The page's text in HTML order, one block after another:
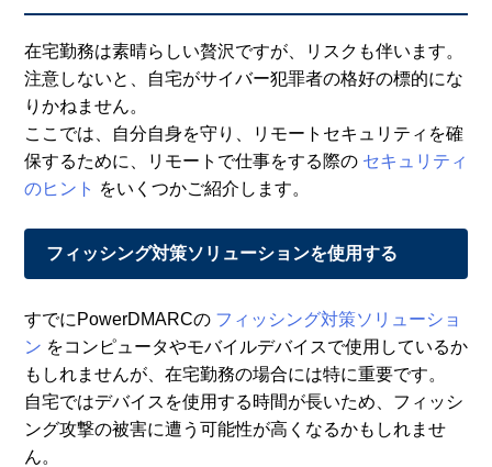
在宅勤務は素晴らしい贅沢ですが、リスクも伴います。
注意しないと、自宅がサイバー犯罪者の格好の標的にな
りかねません。
ここでは、自分自身を守り、リモートセキュリティを確
保するために、リモートで仕事をする際の セキュリティ
のヒント をいくつかご紹介します。
フィッシング対策ソリューションを使用する
すでにPowerDMARCの フィッシング対策ソリューショ
ン をコンピュータやモバイルデバイスで使用しているか
もしれませんが、在宅勤務の場合には特に重要です。
自宅ではデバイスを使用する時間が長いため、フィッシ
ング攻撃の被害に遭う可能性が高くなるかもしれませ
ん。